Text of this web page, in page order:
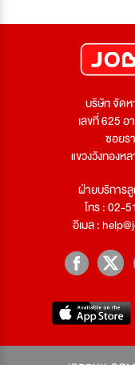
บริษัท จัดห
เลขที่ 625
ซอยร
แขวงวังทองห
ฝ่ายบริการ
โทร : 02-
อีเมล :